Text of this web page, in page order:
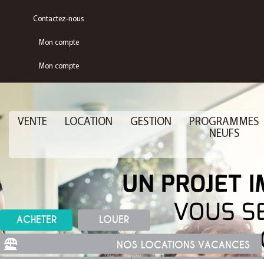
Contactez-nous
Mon compte
Mon compte
VENTE LOCATION GESTION
PROGRAMMES
NEUFS
ACHETER LOUER
NOS LOCATIONS VACANCES